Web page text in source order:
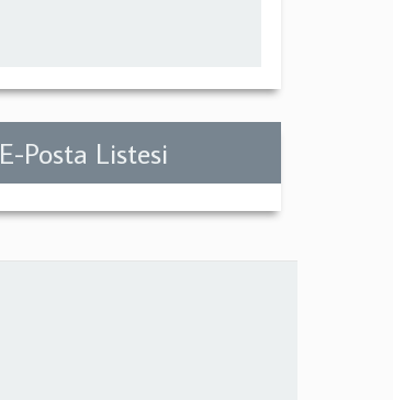
E-Posta Listesi